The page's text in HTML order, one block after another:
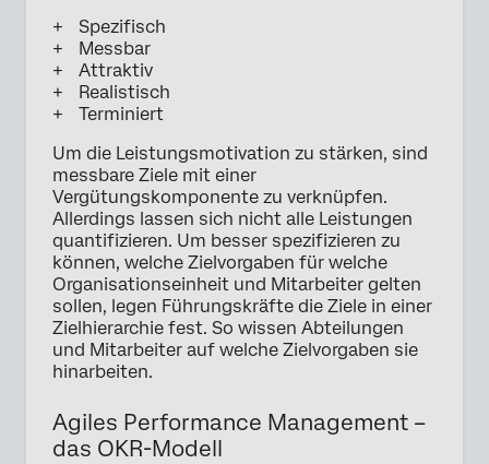
Spezifisch
Messbar
Attraktiv
Realistisch
Terminiert
Um die Leistungsmotivation zu stärken, sind
messbare Ziele mit einer
Vergütungskomponente zu verknüpfen.
Allerdings lassen sich nicht alle Leistungen
quantifizieren. Um besser spezifizieren zu
können, welche Zielvorgaben für welche
Organisationseinheit und Mitarbeiter gelten
sollen, legen Führungskräfte die Ziele in einer
Zielhierarchie fest. So wissen Abteilungen
und Mitarbeiter auf welche Zielvorgaben sie
hinarbeiten.
Agiles Performance Management –
das OKR-Modell